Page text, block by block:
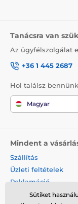
Tanácsra van
Az ügyfélszolgálat
+36 1 445 2687
Hol találsz
Magyar
Mindent a
Szállítás
Üzleti feltételek
Reklamáció
TermékSütiket